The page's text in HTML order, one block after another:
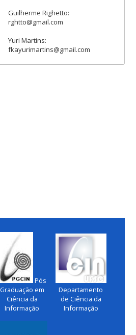
Guilherme Righetto:
rghtto@gmail.com
Yuri Martins:
fkayurimartins@gmail.com
Pós
Graduação em
Ciência da
Informação
Departamento
de Ciência da
Informação